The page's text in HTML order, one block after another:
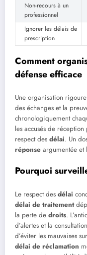
Non-recours à un
professionnel
Ignorer les délais de
prescription
Comment
défense efficace
Une organisation
des échanges et la
chronologiquement
les accusés de
respect des délai. Un
réponse argumentée et
Pourquoi
Le respect des délai
délai de traitement
la perte de droits.
d’alertes et la
d’éviter les mauvaises
délai de réclamation